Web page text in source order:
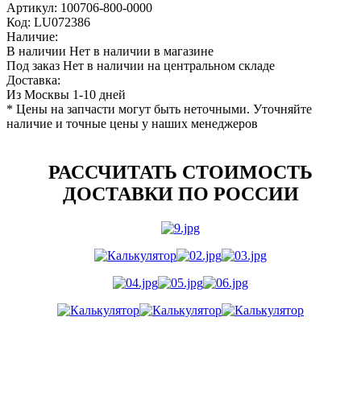
Артикул: 100706-800-0000
Код: LU072386
Наличие:
В наличии Нет в наличии в магазине
Под заказ Нет в наличии на центральном складе
Доставка:
Из Москвы 1-10 дней
* Цены на запчасти могут быть неточными. Уточняйте
наличие и точные цены у наших менеджеров
РАССЧИТАТЬ СТОИМОСТЬ
ДОСТАВКИ ПО РОССИИ